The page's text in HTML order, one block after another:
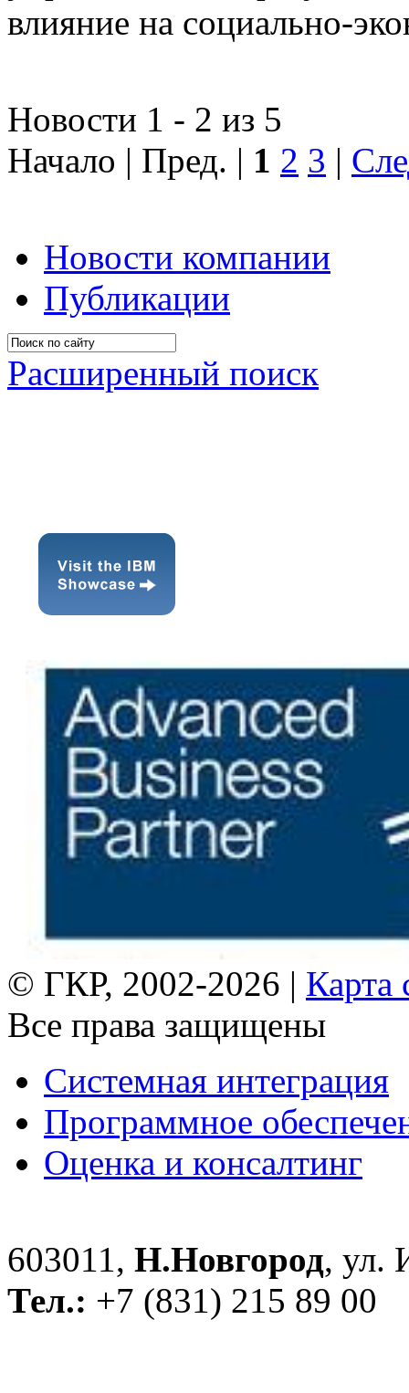
влияние на социально-
Новости 1 - 2 из 5
Начало | Пред. | 1 2 3 |
Новости компании
Публикации
Расширенный поиск
© ГКР, 2002-2026 | Карта
Все права защищены
Системная интеграция
Программное
Оценка и консалтинг
603011, Н.Новгород, ул.
Тел.: +7 (831) 215 89 00